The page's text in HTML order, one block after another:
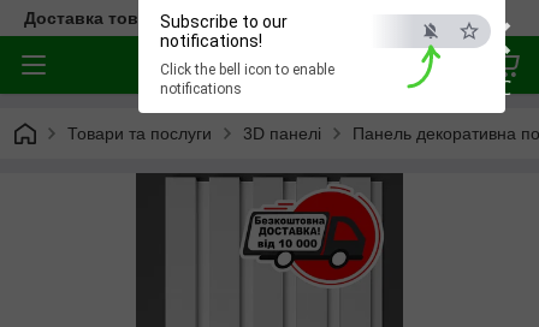
×
ESC
Subscribe to our
notifications!
Click the bell icon to enable
notifications
Доставка товара по всей Украине
Товари та послуги 3D панелі Панель декоративна